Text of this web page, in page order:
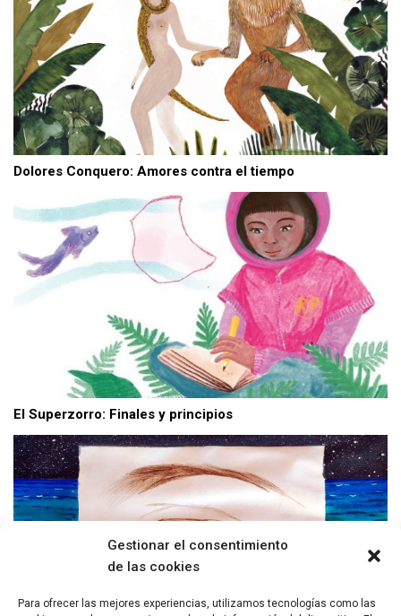
Gestionar el consentimiento
de las cookies
Para ofrecer las mejores experiencias, utilizamos tecnologías como las
Dolores Conquero: Amores contra el tiempo
El Superzorro: Finales y principios